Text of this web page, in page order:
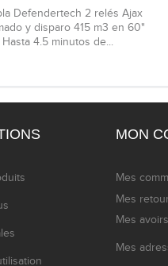
Defendertech 2 relés Ajax
y disparo 415 m3 en 60"
4.5 minutos de...
MON
Mes
Mes
Mes avoirs
Mes